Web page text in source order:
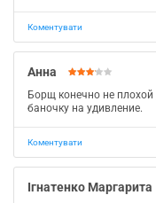
Коментувати
Анна
Борщ конечно не
баночку на удивление.
Коментувати
Ігнатенко Маргарита